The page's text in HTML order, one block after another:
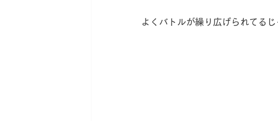
よくバトルが繰り広げられてるじ